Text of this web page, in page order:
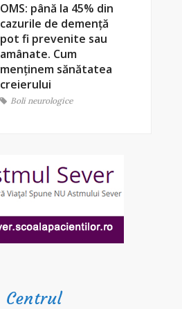
OMS: până la 45% din
cazurile de demență
pot fi prevenite sau
amânate. Cum
menținem sănătatea
creierului
Boli neurologice